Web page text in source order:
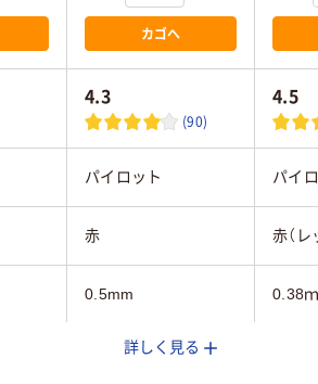
カゴへ
4.3
(90)
4.5
パイロット パイ
赤 赤（レ
0.5mm 0.38
3.6mm詳しく見る